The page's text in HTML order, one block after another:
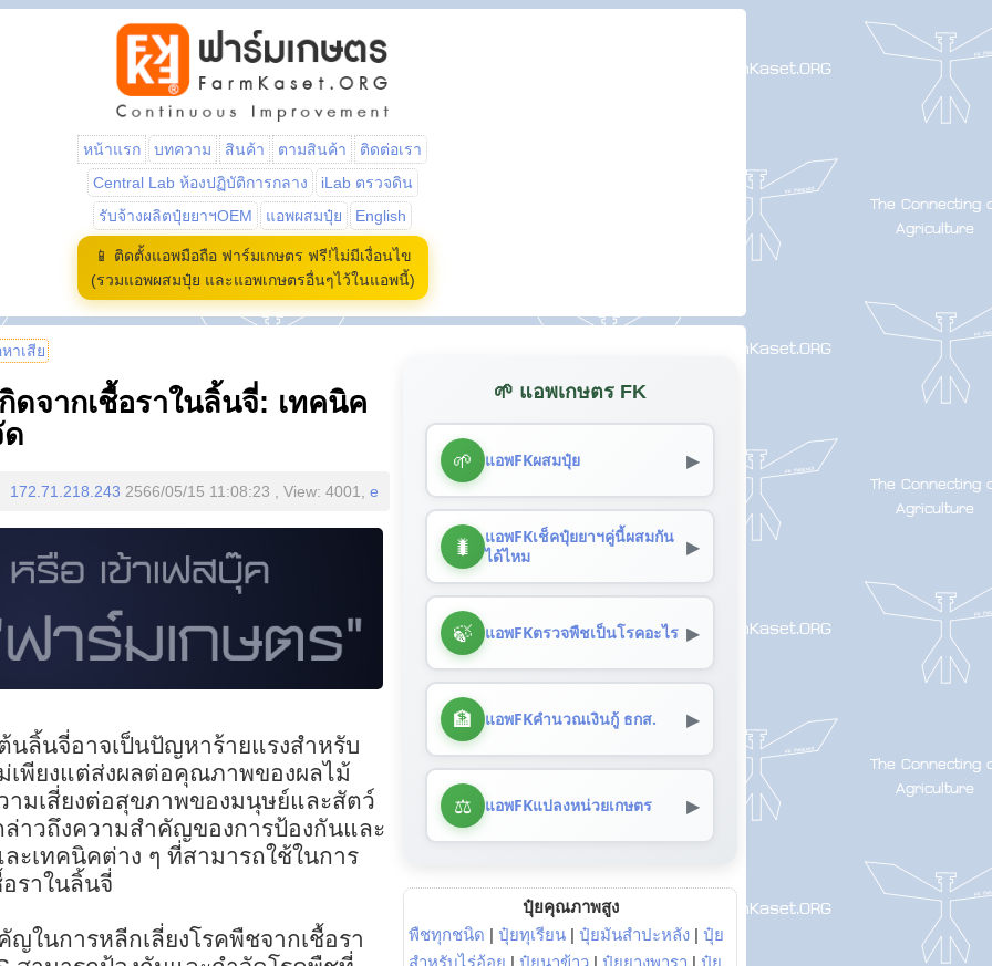
หน้าแรก บทความ สินค้า ตามสินค้า
ติดต่อเรา
Central Lab ห้องปฏิบัติการกลาง
iLab ตรวจดิน
รับจ้างผลิตปุ๋ยยาฯOEM
แอพผสมปุ๋ย English
📱 ติดตั้งแอพมือถือ ฟาร์มเกษตร ฟรี!ไม่มีเงื่อนไข
(รวมแอพผสมปุ๋ย และแอพเกษตรอื่นๆไว้ในแอพนี้)
าเสีย
ดจากเชื้อราในลิ้นจี่: เทคนิค
172.71.218.243 2566/05/15 11:08:23 , View: 4001, e
นลิ้นจี่อาจเป็นปัญหาร้ายแรงสำหรับ
เพียงแต่ส่งผลต่อคุณภาพของผลไม้
ามเสี่ยงต่อสุขภาพของมนุษย์และสัตว์
าวถึงความสำคัญของการป้องกันและ
ะเทคนิคต่าง ๆ ที่สามารถใช้ในการ
ราในลิ้นจี่
ในการหลีกเลี่ยงโรคพืชจากเชื้อรา
🌱 แอพเกษตร FK
🌱 แอพFKผสมปุ๋ย ▶
🐛
แอพFKเช็คปุ๋ยยาฯคู่นี้ผสมกัน
ได้ไหม
▶
🍃 แอพFKตรวจพืชเป็นโรคอะไร ▶
🏦 แอพFKคำนวณเงินกู้ ธกส. ▶
⚖️ แอพFKแปลงหน่วยเกษตร ▶
ปุ๋ยคุณภาพสูง
พืชทุกชนิด | ปุ๋ยทุเรียน | ปุ๋ยมันสำปะหลัง | ปุ๋ย
สำหรับไร่อ้อย | ปุ๋ยนาข้าว | ปุ๋ยยางพารา | ปุ๋ย